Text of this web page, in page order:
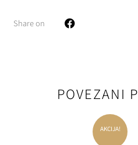
Share on
POVEZANI
AKCIJA!